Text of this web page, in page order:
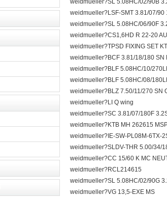
weidmueller?SL 5.08HC/02/90B
weidmueller?LSF-SMT 3.81/07/90
weidmueller?SL 5.08HC/06/90F
weidmueller?CS1,6HD R 22-20
weidmueller?TPSD FIXING SET
weidmueller?BCF 3.81/18/180 SN
weidmueller?BLF 5.08HC/10/
weidmueller?BLF 5.08HC/08/
weidmueller?BLZ 7.50/11/270 SN
weidmueller?LI Q wing
weidmueller?SC 3.81/07/180F
weidmueller?KTB MH 262615
weidmueller?IE-SW-PL08M-6TX-
weidmueller?SLDV-THR 5.00/34/
weidmueller?CC 15/60 K MC
weidmueller?RCL214615
weidmueller?SL 5.08HC/02/90G
weidmueller?VG 13,5-EXE MS